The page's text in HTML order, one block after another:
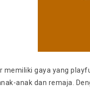
memiliki gaya yang
anak dan remaja.